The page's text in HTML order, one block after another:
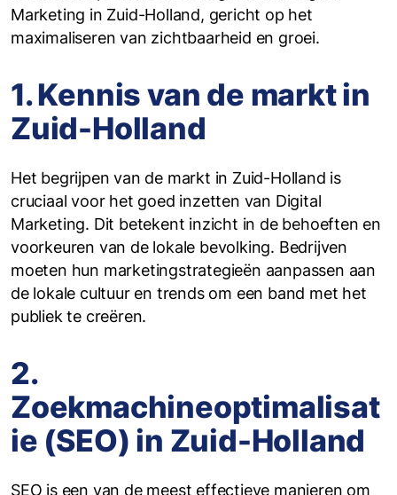
Marketing in Zuid-Holland, gericht op het
maximaliseren van zichtbaarheid en groei.
1. Kennis van de markt in
Zuid-Holland
‍Het begrijpen van de markt in Zuid-Holland is
cruciaal voor het goed inzetten van Digital
Marketing. Dit betekent inzicht in de behoeften en
voorkeuren van de lokale bevolking. Bedrijven
moeten hun marketingstrategieën aanpassen aan
de lokale cultuur en trends om een band met het
publiek te creëren.
2.
Zoekmachineoptimalisat
ie (SEO) in Zuid-Holland
SEO is een van de meest effectieve manieren om